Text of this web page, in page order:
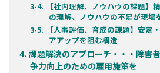
【社内理解、ノウハウの課題】
の理解、ノウハウの不足が現場
【人事評価、育成の課題】安定
アアップを阻む構造
課題解決のアプローチ・・・障害
争力向上のための雇用施策を